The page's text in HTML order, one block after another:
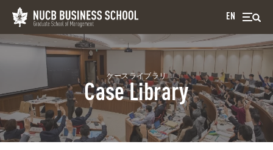
EN
ケースライブラリ
Case Library